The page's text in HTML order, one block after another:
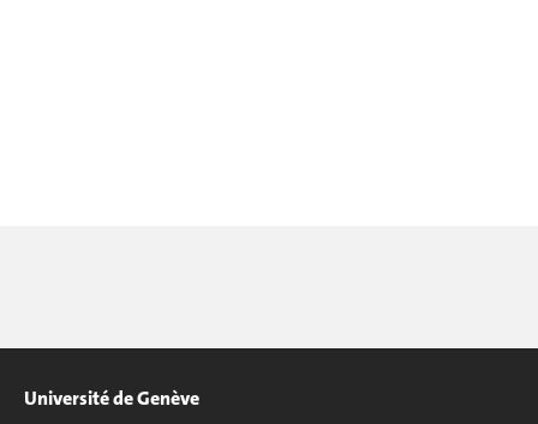
Université de Genève